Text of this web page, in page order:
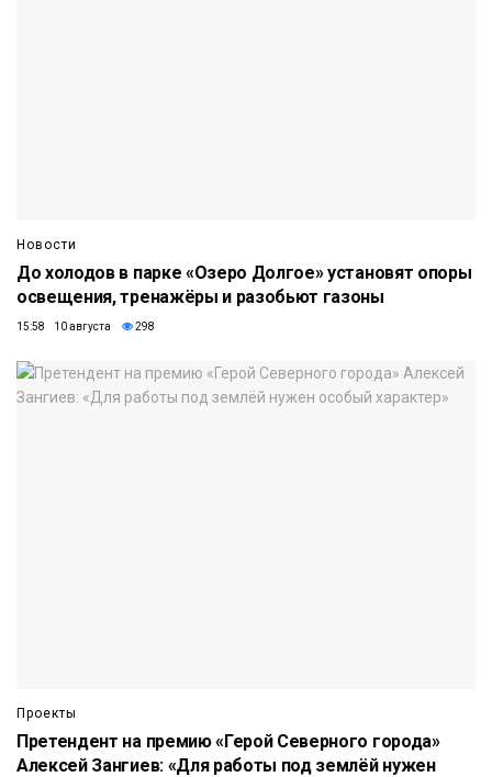
Новости
До холодов в парке «Озеро Долгое» установят опоры
освещения, тренажёры и разобьют газоны
15:58 10 августа 298
Проекты
Претендент на премию «Герой Северного города»
Алексей Зангиев: «Для работы под землёй нужен